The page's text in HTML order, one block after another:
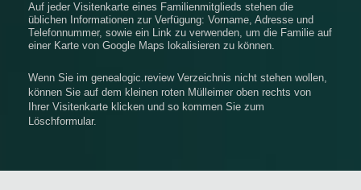
Auf jeder Visitenkarte eines Familienmitglieds stehen die
üblichen Informationen zur Verfügung: Vorname, Adresse und
Telefonnummer, sowie ein Link zu verwenden, um die Familie auf
einer Karte von Google Maps lokalisieren zu können.
Wenn Sie im genealogic.review Verzeichnis nicht stehen wollen,
können Sie auf dem kleinen roten Mülleimer oben rechts von
Ihrer Visitenkarte klicken und so kommen Sie zum
Löschformular.